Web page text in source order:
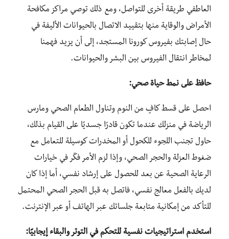
العاطفي طريقة أخرى للتواصل، ومع ذلك توصي مراكز مكافحة
الأمراض والوقاية منها بتقييد الاتصال بالحيوانات الأليفة في
حال إصابتك بفيروس كورونا المستجد، إلى أن يزيد فهمنا
لمخاطر انتقال الفيروس بين البشر والحيوانات.
حافظ على نمط حياة صحي:
احصل على قسط كافٍ من النوم وتناول الطعام الصحي ومارس
الرياضة في منزلك عندما تكون قادرًا جسديًا على القيام بذلك،
حاول تجنب اللجوء للكحول أو المخدرات كوسيلة للتعامل مع
ضغوط العزلة والحجر الصحي، وإذا لزم الأمر فكّر في خيارات
الرعاية الصحية عن بعد للحصول على إرشاد نفسي، أما إذا كان
لديك بالفعل معالج نفسي، فاتصل به قبل الحجر الصحي المحتمل
للتأكد من إمكانية متابعة جلساتك عبر الهاتف أو عبر الإنترنت.
استخدم استراتيجيات نفسية للتحكم في التوتر والبقاء إيجابيًا: